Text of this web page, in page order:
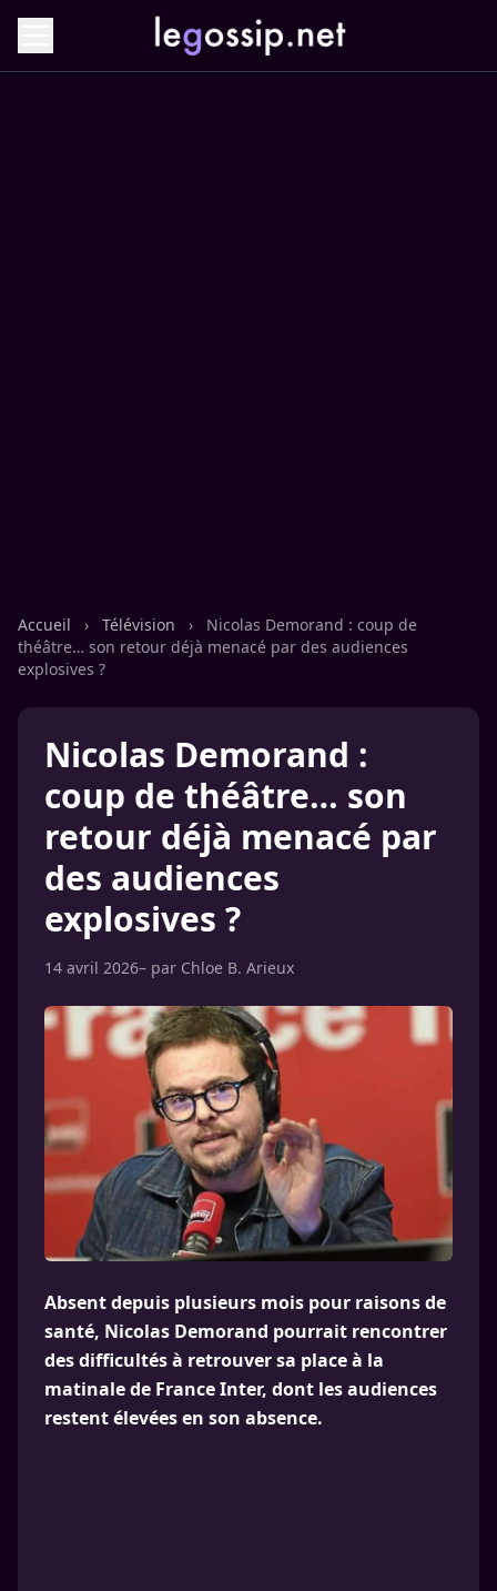
Accueil › Télévision ›
Nicolas Demorand : coup de
théâtre… son retour déjà menacé par des audiences
explosives ?
Nicolas Demorand :
coup de théâtre… son
retour déjà menacé par
des audiences
explosives ?
14 avril 2026– par Chloe B. Arieux
Absent depuis plusieurs mois pour raisons de
santé, Nicolas Demorand pourrait rencontrer
des difficultés à retrouver sa place à la
matinale de France Inter, dont les audiences
restent élevées en son absence.